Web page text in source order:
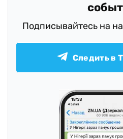
Подписывайтесь на
Следить в